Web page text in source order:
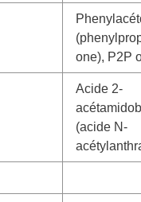
one), P2P
Acide 2-
(acide N-